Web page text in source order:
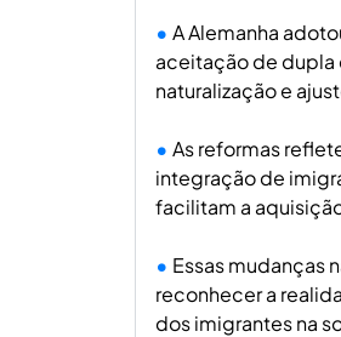
A Alemanha
aceitação de dupla
naturalização e
As reformas
integração de
facilitam a
Essas mudanças
reconhecer a
dos imigrantes na